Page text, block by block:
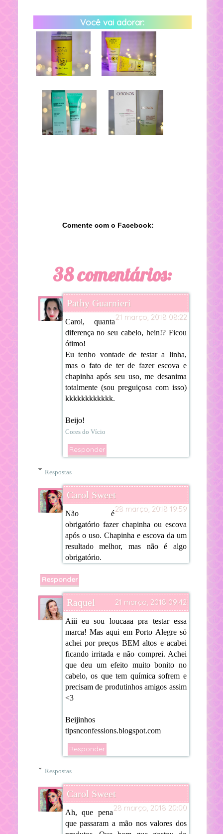
Você vai adorar:
Comente com o Facebook:
38 comentários:
Pathy Guarnieri
21 março, 2018 08:22
Carol, quanta
diferença no seu cabelo, hein!? Ficou
ótimo!
Eu tenho vontade de testar a linha,
mas o fato de ter de fazer escova e
chapinha após seu uso, me desanima
totalmente (sou preguiçosa com isso)
kkkkkkkkkkkk.
Beijo!
Cores do Vício
Responder
Respostas
Carol Sweet
28 março, 2018 19:59
Não é
obrigatório fazer chapinha ou escova
após o uso. Chapinha e escova da um
resultado melhor, mas não é algo
obrigatório.
Responder
Raquel 21 março, 2018 09:42
Aiii eu sou loucaaa pra testar essa
marca! Mas aqui em Porto Alegre só
achei por preços BEM altos e acabei
ficando irritada e não comprei. Achei
que deu um efeito muito bonito no
cabelo, os que tem química sofrem e
precisam de produtinhos amigos assim
<3
Beijinhos
tipsnconfessions.blogspot.com
Responder
Respostas
Carol Sweet
28 março, 2018 20:00
Ah, que pena
que passaram a mão nos valores dos